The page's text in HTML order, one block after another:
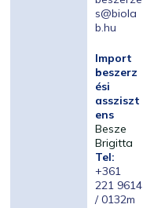
s@biola
b.hu
Import
beszerz
ési
assziszt
ens
Besze
Brigitta
Tel:
+361
221 9614
/ 0132m